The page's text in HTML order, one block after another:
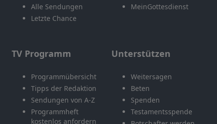
Alle Sendungen
Letzte Chance
MeinGottesdienst
TV Programm
Programmübersicht
Tipps der Redaktion
Sendungen von A-Z
Programmheft
kostenlos anfordern
Unterstützen
Weitersagen
Beten
Spenden
Testamentsspende